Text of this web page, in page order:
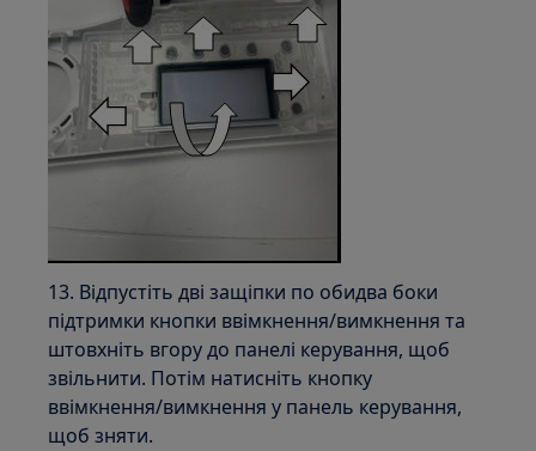
13. Відпустіть дві защіпки по обидва боки
підтримки кнопки ввімкнення/вимкнення та
штовхніть вгору до панелі керування, щоб
звільнити. Потім натисніть кнопку
ввімкнення/вимкнення у панель керування,
щоб зняти.